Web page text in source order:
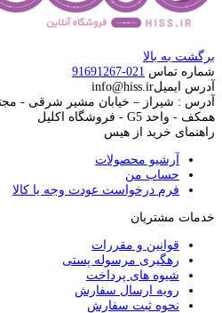
برگشت به بالا
شماره تماس 021-91691267
آدرس ایمیلinfo@hiss.ir
آدرس : شیراز – خیابان مشیر شرقی -
همکف - واحد G5 - فروشگاه اکلیل
راهنمای خرید از هیس
آرشیو محصولات
حساب من
فرم درخواست عودت وجه یا کالا
خدمات مشتریان
قوانین و مقررات
رهگیری مرسوله پستی
شیوه های پرداخت
رویه ارسال سفارش
نحوه ثبت سفارش